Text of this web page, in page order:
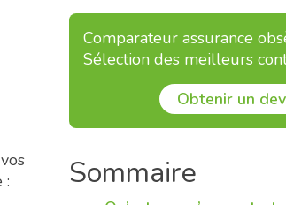
:
Comparateur assurance
Sélection des meilleurs
Obtenir un
Sommaire